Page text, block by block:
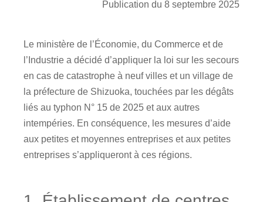
Publication du 8 septembre 2025
Le ministère de l’Économie, du Commerce et de
l’Industrie a décidé d’appliquer la loi sur les secours
en cas de catastrophe à neuf villes et un village de
la préfecture de Shizuoka, touchées par les dégâts
liés au typhon N° 15 de 2025 et aux autres
intempéries. En conséquence, les mesures d’aide
aux petites et moyennes entreprises et aux petites
entreprises s’appliqueront à ces régions.